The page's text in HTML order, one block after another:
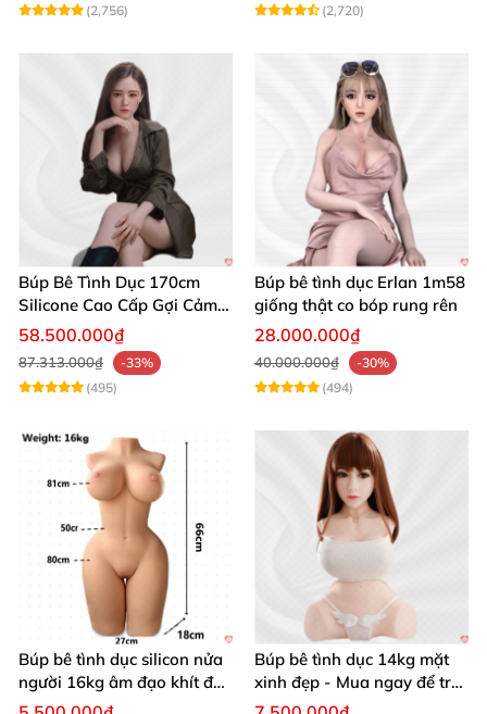
(2,756) (2,720)
Búp Bê Tình Dục 170cm
Silicone Cao Cấp Gợi Cảm
Giống Thật
58.500.000₫
87.313.000₫
-33%
(495)
Búp bê tình dục Erlan 1m58
giống thật co bóp rung rên
28.000.000₫
40.000.000₫
-30%
(494)
Búp bê tình dục silicon nửa
người 16kg âm đạo khít độn
khung
Búp bê tình dục 14kg mặt
xinh đẹp - Mua ngay để trải
nghiệm